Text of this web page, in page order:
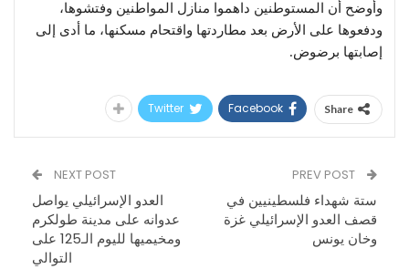
وأوضح أن المستوطنين داهموا منازل المواطنين وفتشوها،
ودفعوها على الأرض بعد مطاردتها واقتحام مسكنها، ما أدى إلى
إصابتها برضوض.
Share
Facebook
Twitter
ستة شهداء فلسطينيين في
قصف العدو الإسرائيلي غزة
وخان يونس
NEXT POST
العدو الإسرائيلي يواصل
عدوانه على مدينة طولكرم
ومخيميها لليوم الـ125 على
التوالي